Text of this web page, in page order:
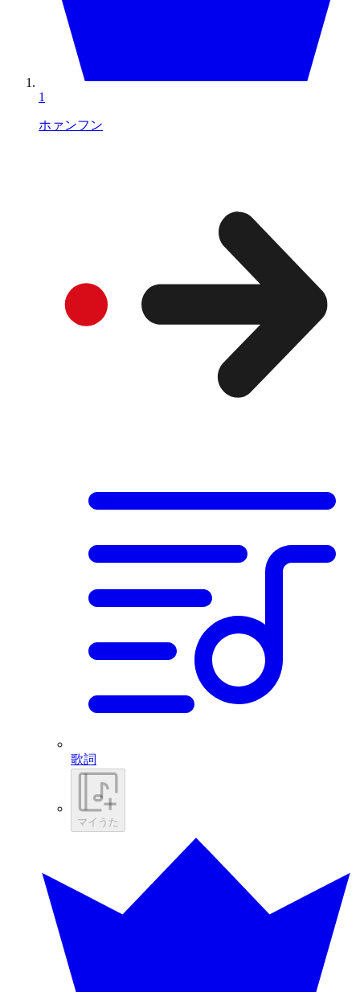
1
ホァンフン
歌詞
マイうた